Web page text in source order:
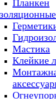
Планкен
Мастика
Клейкие